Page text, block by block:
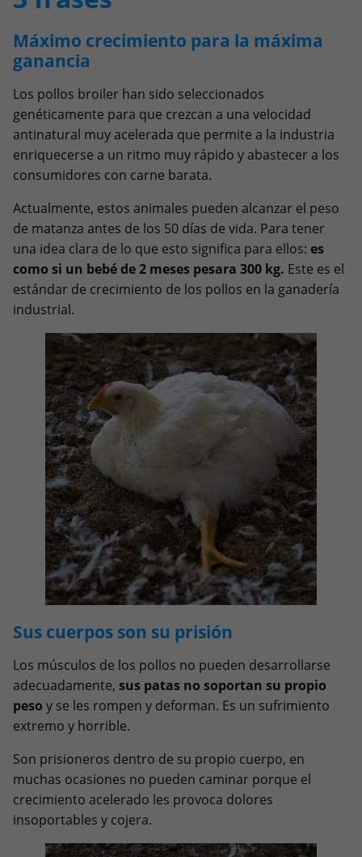
Máximo crecimiento para la máxima
ganancia
Los pollos broiler han sido seleccionados
genéticamente para que crezcan a una velocidad
antinatural muy acelerada que permite a la industria
enriquecerse a un ritmo muy rápido y abastecer a los
consumidores con carne barata.
Actualmente, estos animales pueden alcanzar el peso
de matanza antes de los 50 días de vida. Para tener
una idea clara de lo que esto significa para ellos: es
como si un bebé de 2 meses pesara 300 kg. Este es el
estándar de crecimiento de los pollos en la ganadería
industrial.
Sus cuerpos son su prisión
Los músculos de los pollos no pueden desarrollarse
adecuadamente, sus patas no soportan su propio
peso y se les rompen y deforman. Es un sufrimiento
extremo y horrible.
Son prisioneros dentro de su propio cuerpo, en
muchas ocasiones no pueden caminar porque el
crecimiento acelerado les provoca dolores
insoportables y cojera.